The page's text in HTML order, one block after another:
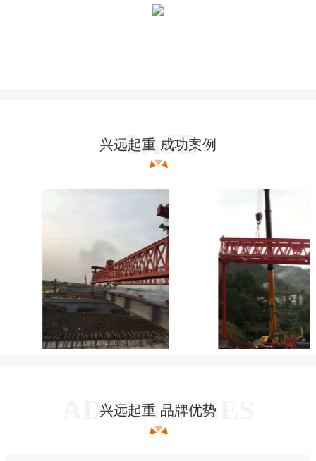
兴远起重 成功案例
兴远起重 品牌优势